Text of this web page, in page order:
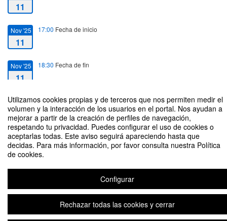
Utilizamos cookies propias y de terceros que nos permiten medir el
volumen y la interacción de los usuarios en el portal. Nos ayudan a
mejorar a partir de la creación de perfiles de navegación,
respetando tu privacidad. Puedes configurar el uso de cookies o
aceptarlas todas. Este aviso seguirá apareciendo hasta que
decidas. Para más información, por favor consulta nuestra Política
de cookies.
Configurar
Rechazar todas las cookies y cerrar
11
Nov '25
11
17:00 Fecha de inicio
Nov '25
11
18:30 Fecha de fin
Visita guiada a la colección de Fotografía del Centro de Arte de Alcobendas
Organizado por Comillas Arte
Plataforma de organización de eventos Symposium